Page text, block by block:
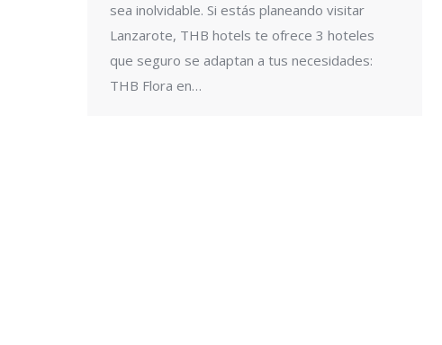
sea inolvidable. Si estás planeando visitar
Lanzarote, THB hotels te ofrece 3 hoteles
que seguro se adaptan a tus necesidades:
THB Flora en…